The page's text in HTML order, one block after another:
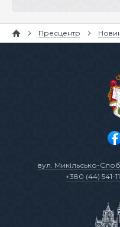
Пресцентр
вул. Микільсько-
+380 (44) 541-